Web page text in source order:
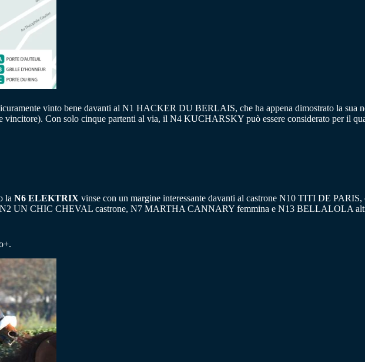
vinto bene davanti al N1 HACKER DU BERLAIS, che ha appena dimostrato la sua
Con solo cinque partenti al via, il N4 KUCHARSKY può essere considerato per il
la N6 ELEKTRIX vinse con un margine interessante davanti al castrone N10 TITI DE
N2 UN CHIC CHEVAL castrone, N7 MARTHA CANNARY femmina e N13 BELLALOLA